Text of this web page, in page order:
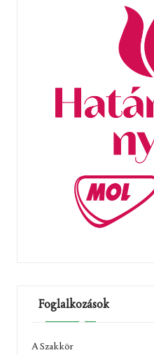
Foglalkozások
A Szakkör